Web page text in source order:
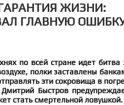
ЖИЗНИ:
ГЛАВНУЮ
по всей стране идет битва
полки заставлены
эти сокровища в
Быстров
стать смертельной ловушкой.